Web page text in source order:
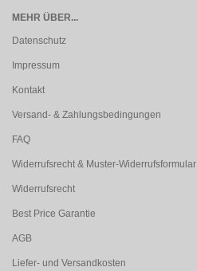
MEHR ÜBER...
Datenschutz
Impressum
Kontakt
Versand- & Zahlungsbedingungen
FAQ
Widerrufsrecht & Muster-Widerrufsformular
Widerrufsrecht
Best Price Garantie
AGB
Liefer- und Versandkosten